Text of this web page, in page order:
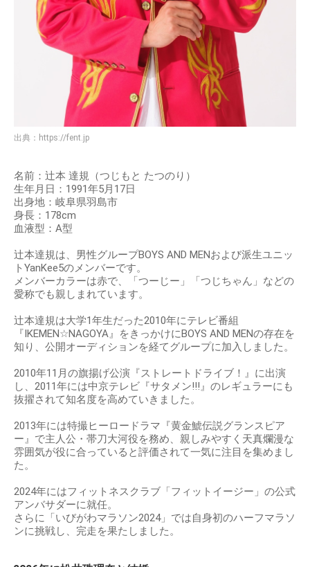
出典： https://fent.jp
名前：辻本 達規（つじもと たつのり）
生年月日：1991年5月17日
出身地：岐阜県羽島市
身長：178cm
血液型：A型
辻本達規は、男性グループBOYS AND MENおよび派生ユニッ
トYanKee5のメンバーです。
メンバーカラーは赤で、「つーじー」「つじちゃん」などの
愛称でも親しまれています。
辻本達規は大学1年生だった2010年にテレビ番組
『IKEMEN☆NAGOYA』をきっかけにBOYS AND MENの存在を
知り、公開オーディションを経てグループに加入しました。
2010年11月の旗揚げ公演『ストレートドライブ！』に出演
し、2011年には中京テレビ『サタメン!!!』のレギュラーにも
抜擢されて知名度を高めていきました。
2013年には特撮ヒーロードラマ『黄金鯱伝説グランスピア
ー』で主人公・帯刀大河役を務め、親しみやすく天真爛漫な
雰囲気が役に合っていると評価されて一気に注目を集めまし
た。
2024年にはフィットネスクラブ「フィットイージー」の公式
アンバサダーに就任。
さらに「いびがわマラソン2024」では自身初のハーフマラソ
ンに挑戦し、完走を果たしました。